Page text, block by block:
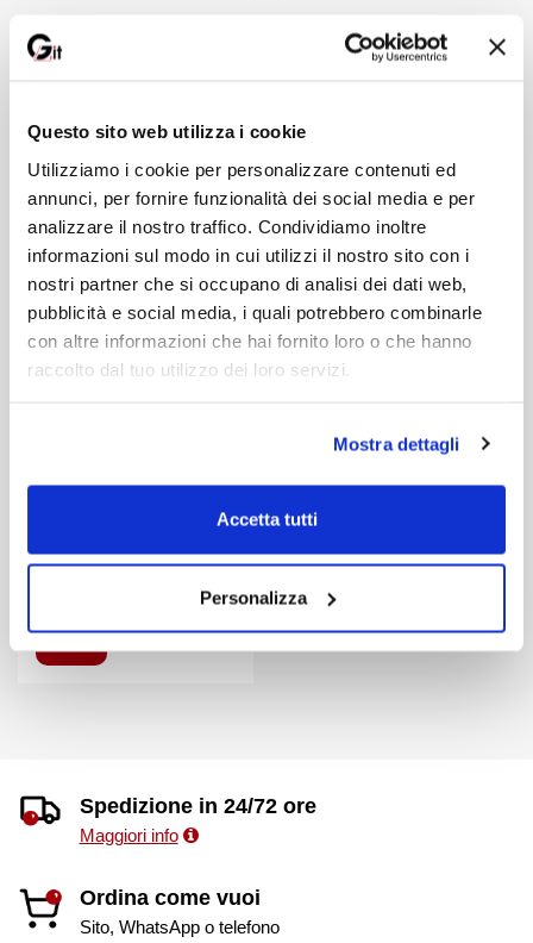
Questo sito web utilizza i cookie
Utilizziamo i cookie per personalizzare contenuti ed
annunci, per fornire funzionalità dei social media e per
analizzare il nostro traffico. Condividiamo inoltre
informazioni sul modo in cui utilizzi il nostro sito con i
nostri partner che si occupano di analisi dei dati web,
pubblicità e social media, i quali potrebbero combinarle
con altre informazioni che hai fornito loro o che hanno
raccolto dal tuo utilizzo dei loro servizi.
Mostra dettagli
Accetta tutti
Personalizza
Libro
60,00 €
Spedizione in 24/72 ore
Maggiori info
Ordina come vuoi
Sito, WhatsApp o telefono